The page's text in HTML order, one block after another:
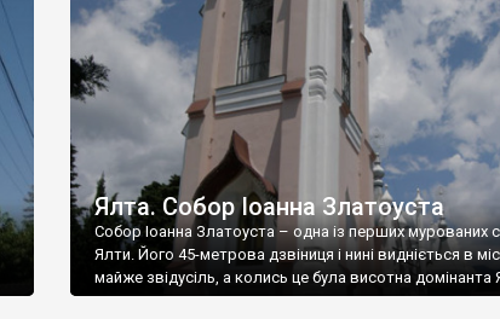
Ялта. Собор Іоанна Златоуста
Собор Іоанна Златоуста – одна із перших мурованих
Ялти. Його 45-метрова дзвіниця і нині видніється в
майже звідусіль, а колись це була висотна домінанта